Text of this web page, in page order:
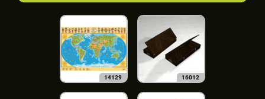
14129 16012